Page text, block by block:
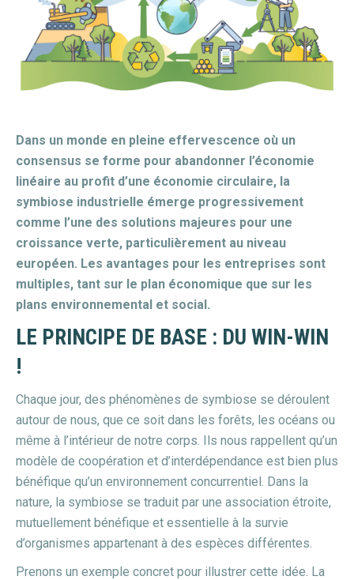
Dans un monde en pleine effervescence où un
consensus se forme pour abandonner l’économie
linéaire au profit d’une économie circulaire, la
symbiose industrielle émerge progressivement
comme l’une des solutions majeures pour une
croissance verte, particulièrement au niveau
européen. Les avantages pour les entreprises sont
multiples, tant sur le plan économique que sur les
plans environnemental et social.
LE PRINCIPE DE BASE : DU WIN-WIN
!
Chaque jour, des phénomènes de symbiose se déroulent
autour de nous, que ce soit dans les forêts, les océans ou
même à l’intérieur de notre corps. Ils nous rappellent qu’un
modèle de coopération et d’interdépendance est bien plus
bénéfique qu’un environnement concurrentiel. Dans la
nature, la symbiose se traduit par une association étroite,
mutuellement bénéfique et essentielle à la survie
d’organismes appartenant à des espèces différentes.
Prenons un exemple concret pour illustrer cette idée. La